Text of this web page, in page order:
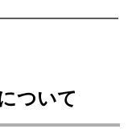
ついて